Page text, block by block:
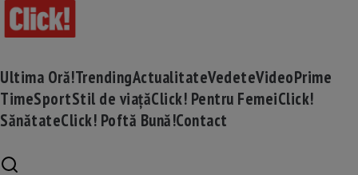
Ultima Oră!TrendingActualitateVedeteVideoPrime
TimeSportStil de viațăClick! Pentru FemeiClick!
SănătateClick! Poftă Bună!Contact